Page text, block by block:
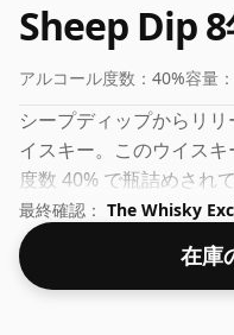
Sheep Dip
アルコール度数： 40%容量：
シープディップからリ
イスキー。このウイスキ
度数 40% で瓶詰めされて
最終確認： The Whisky
在庫